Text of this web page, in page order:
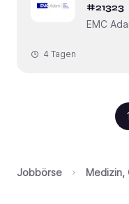
#21323
EMC
4 Tagen
1
Jobbörse Medizin,